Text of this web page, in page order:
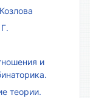
и
теории.